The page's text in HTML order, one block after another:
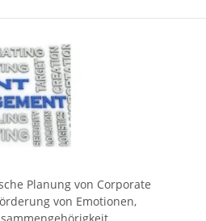
Planung von Corporate
von Emotionen,